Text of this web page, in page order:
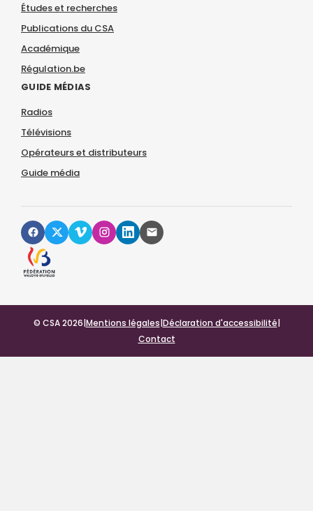
Études et recherches
Publications du CSA
Académique
Régulation.be
GUIDE MÉDIAS
Radios
Télévisions
Opérateurs et distributeurs
Guide média
© CSA 2026|Mentions légales|Déclaration d'accessibilité|
Contact